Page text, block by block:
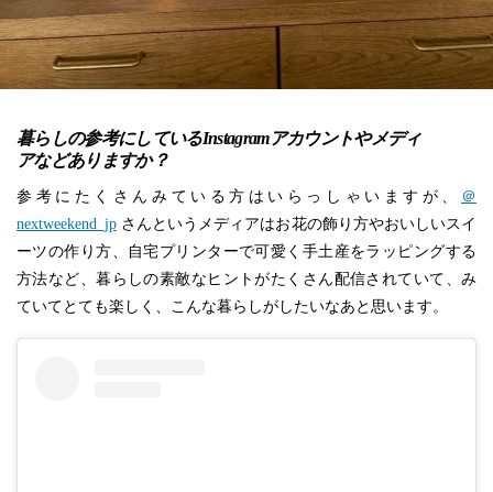
暮らしの参考にしているInstagramアカウントやメディ
アなどありますか？
参考にたくさんみている方はいらっしゃいますが、 ＠
nextweekend_jp さんというメディアはお花の飾り方やおいしいスイ
ーツの作り方、自宅プリンターで可愛く手土産をラッピングする
方法など、暮らしの素敵なヒントがたくさん配信されていて、み
ていてとても楽しく、こんな暮らしがしたいなあと思います。